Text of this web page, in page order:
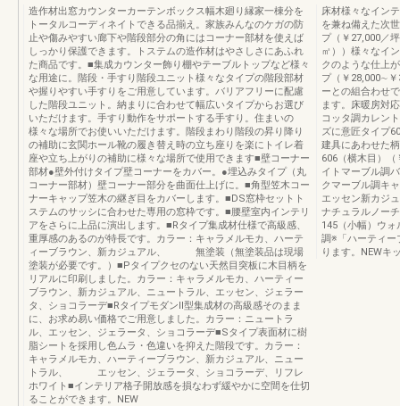
造作材出窓カウンターカーテンボックス幅木廻り縁家一棟分を
トータルコーディネイトできる品揃え。家族みんなのケガの防
止や傷みやすい廊下や階段部分の角にはコーナー部材を使えば
しっかり保護できます。トステムの造作材はやさしさにあふれ
た商品です。■集成カウンター飾り棚やテーブルトップなど様々
な用途に。階段・手すり階段ユニット様々なタイプの階段部材
や握りやすい手すりをご用意しています。バリアフリーに配慮
した階段ユニット。納まりに合わせて幅広いタイプからお選び
いただけます。手すり動作をサポートする手すり。住まいの
様々な場所でお使いいただけます。階段まわり階段の昇り降り
の補助に玄関ホール靴の履き替え時の立ち座りを楽にトイレ着
座や立ち上がりの補助に様々な場所で使用できます■壁コーナー
部材●壁外付けタイプ壁コーナーをカバー。●埋込みタイプ（丸
コーナー部材）壁コーナー部分を曲面仕上げに。■角型笠木コー
ナーキャップ笠木の継ぎ目をカバーします。■DS窓枠セットト
ステムのサッシに合わせた専用の窓枠です。■腰壁室内インテリ
アをさらに上品に演出します。■Rタイプ集成材仕様で高級感、
重厚感のあるのが特長です。カラー：キャラメルモカ、ハーテ
ィーブラウン、新カジュアル、 無塗装（無塗装品は現場
塗装が必要です。）■Pタイプクセのない天然目突板に木目柄を
リアルに印刷しました。カラー：キャラメルモカ、ハーティー
ブラウン、新カジュアル、ニュートラル、エッセン、ジェラー
タ、ショコラーデ■RタイプモダンⅡ型集成材の高級感そのまま
に、お求め易い価格でご用意しました。カラー：ニュートラ
ル、エッセン、ジェラータ、ショコラーデ■Sタイプ表面材に樹
脂シートを採用し色ムラ・色違いを抑えた階段です。カラー：
キャラメルモカ、ハーティーブラウン、新カジュアル、ニュー
トラル、 エッセン、ジェラータ、ショコラーデ、リフレ
ホワイト■インテリア格子開放感を損なわず緩やかに空間を仕切
ることができます。NEW
床材様々なイン
を兼ね備えた次
プ（￥27,000／
㎡））様々なイ
クのような仕上
プ（￥28,000∼
ーとの組合わせ
ます。床暖房対
コッタ調カレン
ズに意匠タイプ
建具にあわせた
606（横木目）
イトマーブル調
クマーブル調キ
エッセン新カジ
ナチュラルノー
145（小幅）ウ
調※「ハーティー
ります。NEWキ